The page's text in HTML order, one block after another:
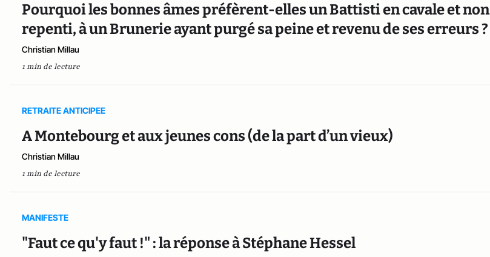
Pourquoi les bonnes âmes préfèrent-elles un Battisti en cavale et non
repenti, à un Brunerie ayant purgé sa peine et revenu de ses erreurs ?
Christian Millau
1 min de lecture
RETRAITE ANTICIPEE
A Montebourg et aux jeunes cons (de la part d’un vieux)
Christian Millau
1 min de lecture
MANIFESTE
"Faut ce qu'y faut !" : la réponse à Stéphane Hessel